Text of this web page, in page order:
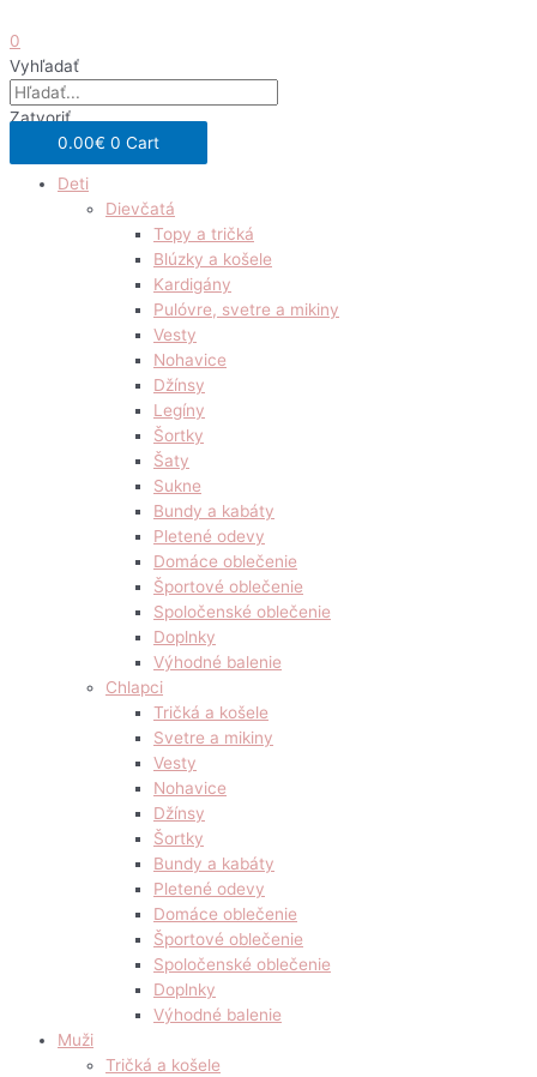
0
Vyhľadať
Zatvoriť
0.00€ 0 Cart
Deti
Dievčatá
Topy a tričká
Blúzky a košele
Kardigány
Pulóvre, svetre a mikiny
Vesty
Nohavice
Džínsy
Legíny
Šortky
Šaty
Sukne
Bundy a kabáty
Pletené odevy
Domáce oblečenie
Športové oblečenie
Spoločenské oblečenie
Doplnky
Výhodné balenie
Chlapci
Tričká a košele
Svetre a mikiny
Vesty
Nohavice
Džínsy
Šortky
Bundy a kabáty
Pletené odevy
Domáce oblečenie
Športové oblečenie
Spoločenské oblečenie
Doplnky
Výhodné balenie
Muži
Tričká a košele